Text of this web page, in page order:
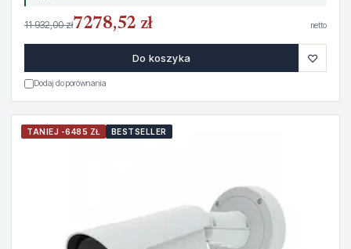
11 932,00 zł7278,52 zł netto
Do koszyka ♡
Dodaj do porównania
TANIEJ -6485 ZŁ BESTSELLER